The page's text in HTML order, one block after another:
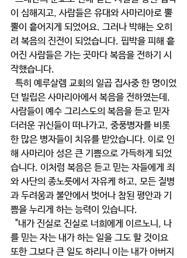
이 심해지고, 사람들은 유대와 사마리아로 뿔
뿔이 흩어지게 되었어요. 그러나 박해는 오히
려 복음의 진전이 되었습니다. 핍박을 피해 흩
어진 사람들은 가는 곳마다 복음을 전하기 시
작했습니다.
던 빌립은 사마리아에서 복음을 전하였는데,
사람들이 예수 그리스도의 복음을 듣고 믿자
더러운 귀신들이 떠나가고, 중풍병자를 비롯
한 많은 병자들이 치유를 받았습니다. 이로 인
해 사마리아 성은 큰 기쁨으로 가득하게 되었
습니다. 이처럼 복음은 듣고 믿는 자들에게 죄
와 사단의 종노릇에서 자유케 하고, 모든 질병
과 두려움과 불안에서 벗어나 참된 평안과 기
쁨을 누리게 하는 능력이 있습니다.
를 믿는 자는 내가 하는 일을 그도 할 것이요
또한 그보다 큰 일도 하리니 이는 내가 아버지